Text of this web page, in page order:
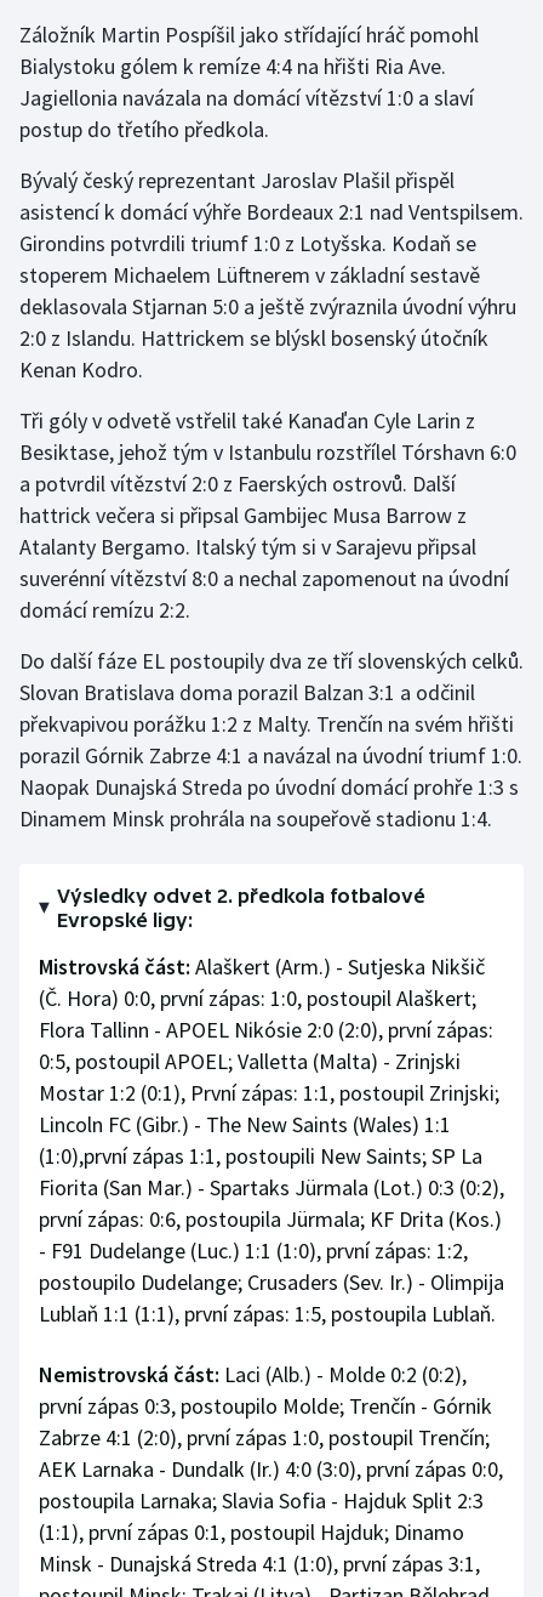
Gymnastika
Házená
Jezdectví
Judo
Krasobruslení
Lezení
Lyže a snowboard
Moderní pětiboj
Motorsport
Olympijské hry
Parasport
Plavání
Plážový volejbal
Ragby
Rychlostní kanoistika
Short track
Sportovní střelba
Stolní tenis
Triatlon
Veslování
Vodní slalom
Volejbal
Ostatní
Záložník Martin Pospíšil jako střídající hráč pomohl
Bialystoku gólem k remíze 4:4 na hřišti Ria Ave.
Jagiellonia navázala na domácí vítězství 1:0 a slaví
postup do třetího předkola.
Bývalý český reprezentant Jaroslav Plašil přispěl
asistencí k domácí výhře Bordeaux 2:1 nad Ventspilsem.
Girondins potvrdili triumf 1:0 z Lotyšska. Kodaň se
stoperem Michaelem Lüftnerem v základní sestavě
deklasovala Stjarnan 5:0 a ještě zvýraznila úvodní výhru
2:0 z Islandu. Hattrickem se blýskl bosenský útočník
Kenan Kodro.
Tři góly v odvetě vstřelil také Kanaďan Cyle Larin z
Besiktase, jehož tým v Istanbulu rozstřílel Tórshavn 6:0
a potvrdil vítězství 2:0 z Faerských ostrovů. Další
hattrick večera si připsal Gambijec Musa Barrow z
Atalanty Bergamo. Italský tým si v Sarajevu připsal
suverénní vítězství 8:0 a nechal zapomenout na úvodní
domácí remízu 2:2.
Do další fáze EL postoupily dva ze tří slovenských celků.
Slovan Bratislava doma porazil Balzan 3:1 a odčinil
překvapivou porážku 1:2 z Malty. Trenčín na svém hřišti
porazil Górnik Zabrze 4:1 a navázal na úvodní triumf 1:0.
Naopak Dunajská Streda po úvodní domácí prohře 1:3 s
Dinamem Minsk prohrála na soupeřově stadionu 1:4.
Výsledky odvet 2. předkola fotbalové
Evropské ligy:
Mistrovská část: Alaškert (Arm.) - Sutjeska Nikšič
(Č. Hora) 0:0, první zápas: 1:0, postoupil Alaškert;
Flora Tallinn - APOEL Nikósie 2:0 (2:0), první zápas:
0:5, postoupil APOEL; Valletta (Malta) - Zrinjski
Mostar 1:2 (0:1), První zápas: 1:1, postoupil Zrinjski;
Lincoln FC (Gibr.) - The New Saints (Wales) 1:1
(1:0),první zápas 1:1, postoupili New Saints; SP La
Fiorita (San Mar.) - Spartaks Jürmala (Lot.) 0:3 (0:2),
první zápas: 0:6, postoupila Jürmala; KF Drita (Kos.)
- F91 Dudelange (Luc.) 1:1 (1:0), první zápas: 1:2,
postoupilo Dudelange; Crusaders (Sev. Ir.) - Olimpija
Lublaň 1:1 (1:1), první zápas: 1:5, postoupila Lublaň.
Nemistrovská část: Laci (Alb.) - Molde 0:2 (0:2),
první zápas 0:3, postoupilo Molde; Trenčín - Górnik
Zabrze 4:1 (2:0), první zápas 1:0, postoupil Trenčín;
AEK Larnaka - Dundalk (Ir.) 4:0 (3:0), první zápas 0:0,
postoupila Larnaka; Slavia Sofia - Hajduk Split 2:3
(1:1), první zápas 0:1, postoupil Hajduk; Dinamo
Minsk - Dunajská Streda 4:1 (1:0), první zápas 3:1,